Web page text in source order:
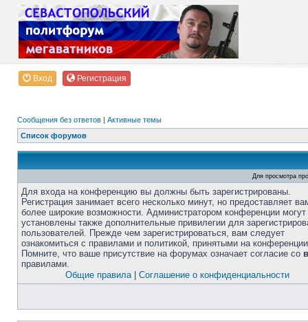
Вход Регистрация
Сообщения без ответов | Активные темы
Список форумов
Для просмотра
Для входа на конференцию вы должны быть зарегистрированы.
Регистрация занимает всего несколько минут, но предоставляет
более широкие возможности. Администратором конференции
установлены также дополнительные привилегии для
пользователей. Прежде чем зарегистрироваться, вам следует
ознакомиться с правилами и политикой, принятыми на
Помните, что ваше присутствие на форумах означает согласие со
правилами.
Общие правила| Соглашение о конфиденциальности